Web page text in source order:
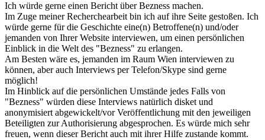
Ich würde gerne einen Bericht über Bezness machen.
Im Zuge meiner Recherchearbeit bin ich auf ihre Seite gestoßen. Ich
würde gerne für die Geschichte eine(n) Betroffene(n) und/oder
jemanden von Ihrer Website interviewen, um einen persönlichen
Einblick in die Welt des "Bezness" zu erlangen.
Am Besten wäre es, jemanden im Raum Wien interviewen zu
können, aber auch Interviews per Telefon/Skype sind gerne
möglich!
Im Hinblick auf die persönlichen Umstände jedes Falls von
"Bezness" würden diese Interviews natürlich disket und
anonymisiert abgewickelt/vor Veröffentlichung mit den jeweiligen
Beteiligten zur Authorisierung abgesprochen. Es würde mich sehr
freuen, wenn dieser Bericht auch mit ihrer Hilfe zustande kommt.